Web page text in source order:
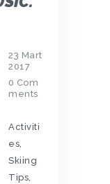
23 Mart
2017
0 Com
ments
Activiti
es,
Skiing
Tips,